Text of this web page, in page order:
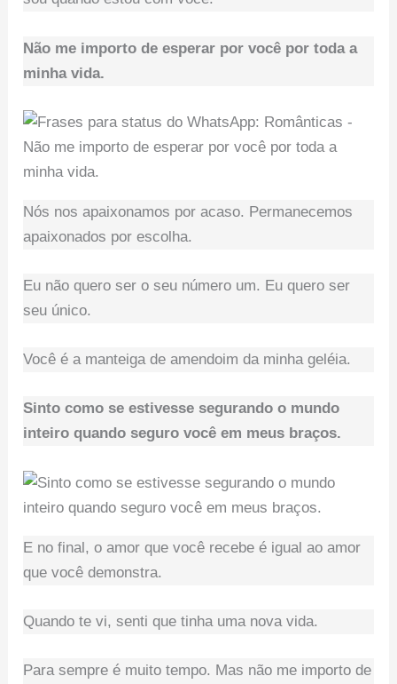
Não me importo de esperar por você por toda a
minha vida.
Nós nos apaixonamos por acaso. Permanecemos
apaixonados por escolha.
Eu não quero ser o seu número um. Eu quero ser
seu único.
Você é a manteiga de amendoim da minha geléia.
Sinto como se estivesse segurando o mundo
inteiro quando seguro você em meus braços.
E no final, o amor que você recebe é igual ao amor
que você demonstra.
Quando te vi, senti que tinha uma nova vida.
Para sempre é muito tempo. Mas não me importo de